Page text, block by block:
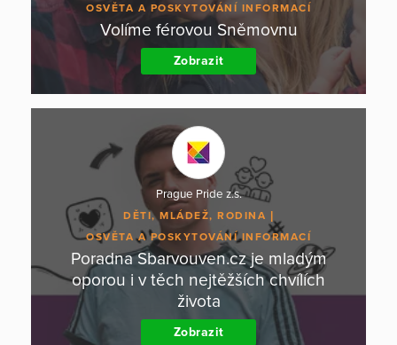
OSVĚTA A POSKYTOVÁNÍ INFORMACÍ
Volíme férovou Sněmovnu
Zobrazit
Prague Pride z.s.
DĚTI, MLÁDEŽ, RODINA
OSVĚTA A POSKYTOVÁNÍ INFORMACÍ
Poradna Sbarvouven.cz je mladým
oporou i v těch nejtěžších chvílích
života
Zobrazit